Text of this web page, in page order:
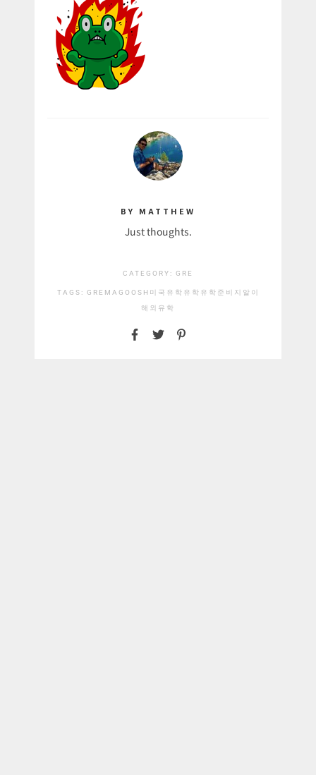
BY MATTHEW
Just thoughts.
CATEGORY: GRE
TAGS: GRE MAGOOSH 미국유학 유학 유학준비
지알이
해외유학